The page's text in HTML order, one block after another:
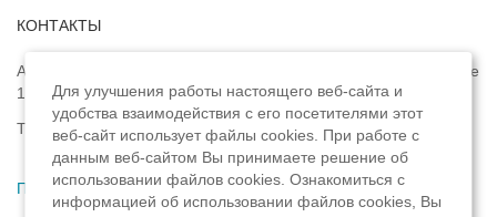
КОНТАКТЫ
Адрес: г. Москва, ул. Профсоюзная, д. 93А, этаж 4, помещение
1, комната 32.
Телефон:
8 (8422) 33-15-88
Политика конфиденциальности,
Для улучшения работы настоящего веб-сайта и
удобства взаимодействия с его посетителями этот
веб-сайт использует файлы cookies. При работе с
данным веб-сайтом Вы принимаете решение об
использовании файлов cookies. Ознакомиться с
информацией об использовании файлов cookies, Вы